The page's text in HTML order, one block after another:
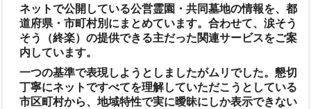
ネットで公開している公営霊園・共同墓地の情報を、都
道府県・市町村別にまとめています。合わせて、涙そう
そう（終楽）の提供できる主だった関連サービスをご案
内しています。
一つの基準で表現しようとしましたがムリでした。懇切
丁寧にネットですべてを理解していただこうとしている
市区町村から、地域特性で実に曖昧にしか表示できない